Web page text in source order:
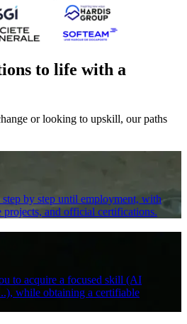
to life with a
or looking to upskill, our paths
by step until employment, with
projects, and official certifications.
to acquire a focused skill (AI
while obtaining a certifiable